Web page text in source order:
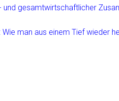
und gesamtwirtschaftlicher
Wie man aus einem Tief wieder